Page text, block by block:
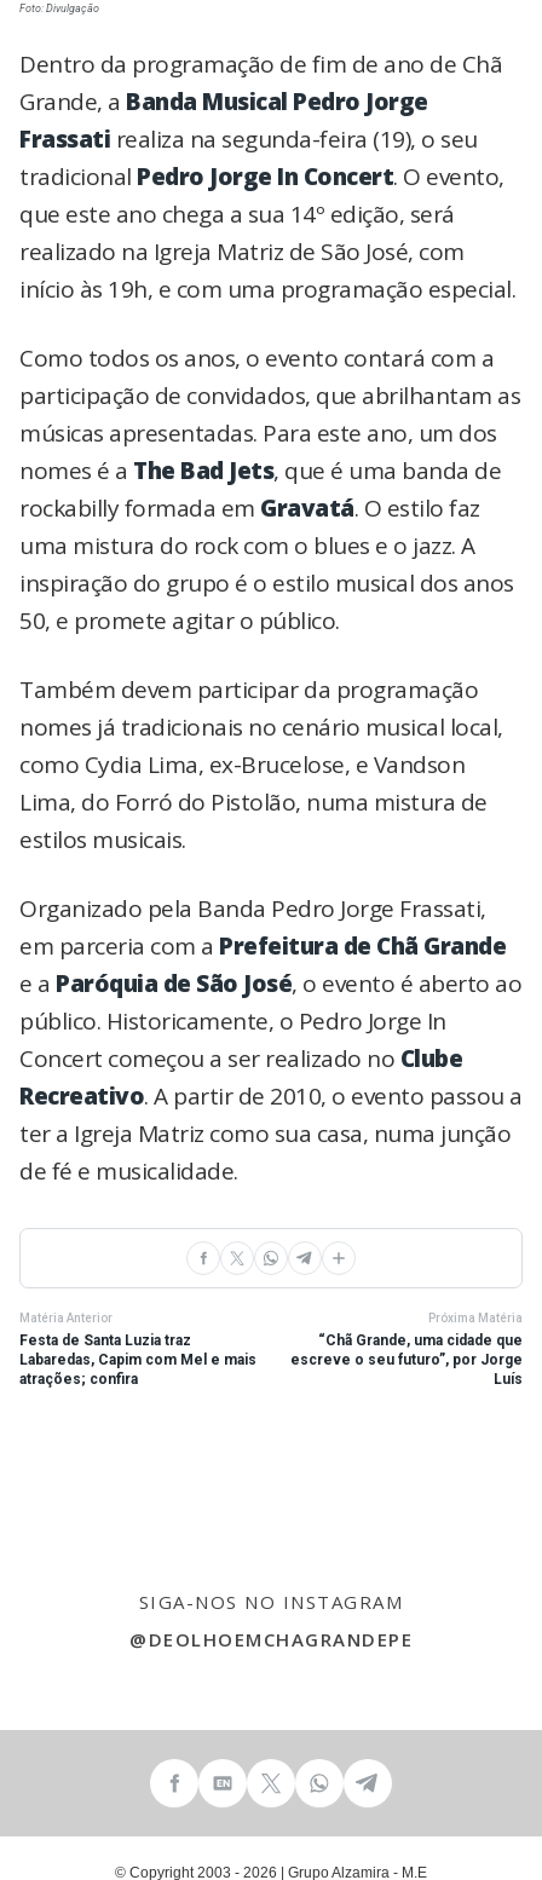
Foto: Divulgação
Dentro da programação de fim de ano de Chã
Grande, a Banda Musical Pedro Jorge
Frassati realiza na segunda-feira (19), o seu
tradicional Pedro Jorge In Concert. O evento,
que este ano chega a sua 14º edição, será
realizado na Igreja Matriz de São José, com
início às 19h, e com uma programação especial.
Como todos os anos, o evento contará com a
participação de convidados, que abrilhantam as
músicas apresentadas. Para este ano, um dos
nomes é a The Bad Jets, que é uma banda de
rockabilly formada em Gravatá. O estilo faz
uma mistura do rock com o blues e o jazz. A
inspiração do grupo é o estilo musical dos anos
50, e promete agitar o público.
Também devem participar da programação
nomes já tradicionais no cenário musical local,
como Cydia Lima, ex-Brucelose, e Vandson
Lima, do Forró do Pistolão, numa mistura de
estilos musicais.
Organizado pela Banda Pedro Jorge Frassati,
em parceria com a Prefeitura de Chã Grande
e a Paróquia de São José, o evento é aberto ao
público. Historicamente, o Pedro Jorge In
Concert começou a ser realizado no Clube
Recreativo. A partir de 2010, o evento passou a
ter a Igreja Matriz como sua casa, numa junção
de fé e musicalidade.
Matéria Anterior
Festa de Santa Luzia traz
Labaredas, Capim com Mel e mais
atrações; confira
Próxima Matéria
“Chã Grande, uma cidade que
escreve o seu futuro”, por Jorge
Luís
SIGA-NOS NO INSTAGRAM
@DEOLHOEMCHAGRANDEPE
© Copyright 2003 - 2026 | Grupo Alzamira - M.E